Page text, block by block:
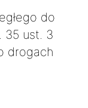
do
35 ust. 3
drogach